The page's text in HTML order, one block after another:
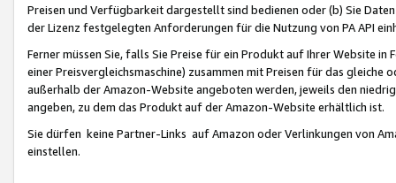
Preisen und Verfügbarkeit dargestellt sind bedienen oder (b) Sie
der Lizenz festgelegten Anforderungen für die Nutzung von PA API
Ferner müssen Sie, falls Sie Preise für ein Produkt auf Ihrer Website
einer Preisvergleichsmaschine) zusammen mit Preisen für das
außerhalb der Amazon-Website angeboten werden, jeweils den
angeben, zu dem das Produkt auf der Amazon-Website erhältlich ist.
Sie dürfen keine Partner-Links auf Amazon oder Verlinkungen von
einstellen.